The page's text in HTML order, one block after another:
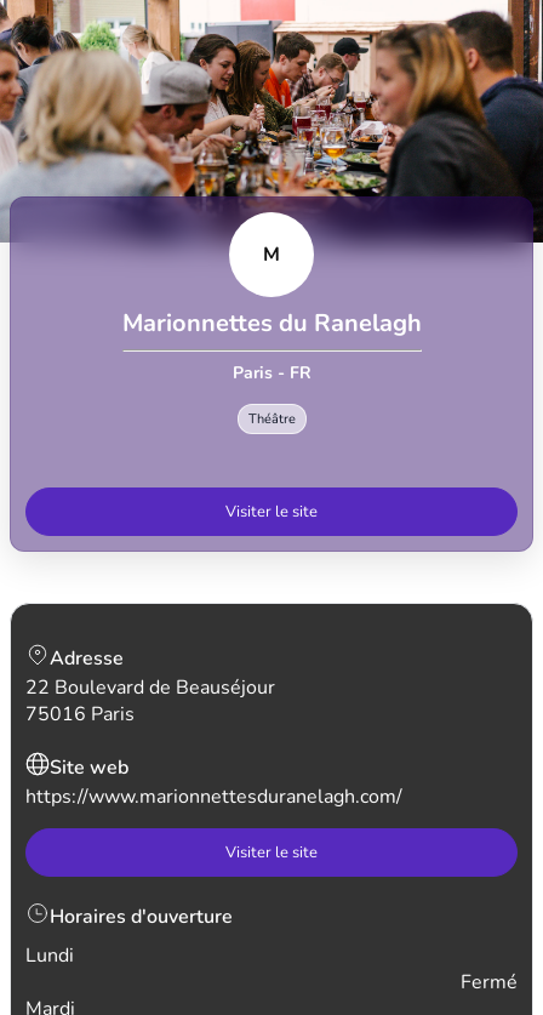
M
Marionnettes du Ranelagh
Paris - FR
Théâtre
Visiter le site
Adresse
22 Boulevard de Beauséjour
75016 Paris
Site web
https://www.marionnettesduranelagh.com/
Visiter le site
Horaires d'ouverture
Lundi
Fermé
Mardi